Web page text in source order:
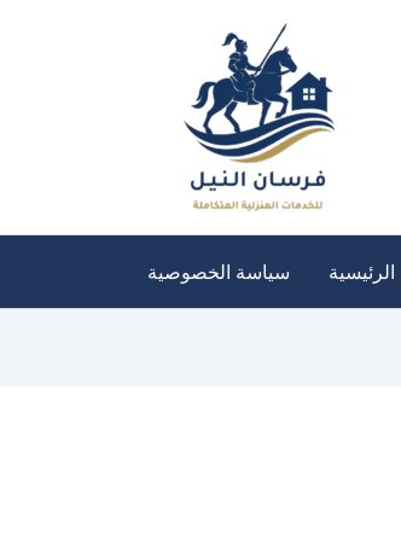
الرئيسية سياسة الخصوصية